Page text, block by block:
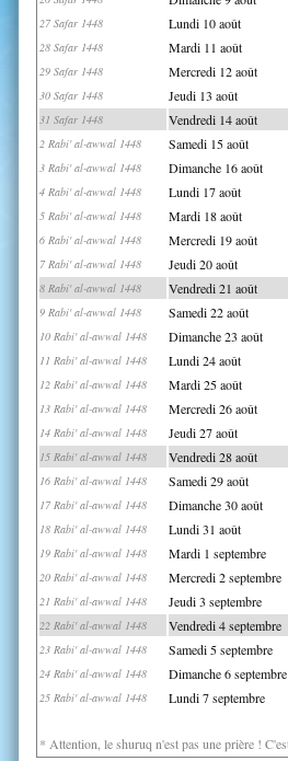
27 Safar 1448 Lundi 10 août
28 Safar 1448 Mardi 11 août
29 Safar 1448 Mercredi 12 août
30 Safar 1448 Jeudi 13 août
31 Safar 1448 Vendredi 14 août
2 Rabi' al-awwal 1448 Samedi 15 août
3 Rabi' al-awwal 1448 Dimanche 16 août
4 Rabi' al-awwal 1448 Lundi 17 août
5 Rabi' al-awwal 1448 Mardi 18 août
6 Rabi' al-awwal 1448 Mercredi 19 août
7 Rabi' al-awwal 1448 Jeudi 20 août
8 Rabi' al-awwal 1448 Vendredi 21 août
9 Rabi' al-awwal 1448 Samedi 22 août
10 Rabi' al-awwal 1448 Dimanche 23 août
11 Rabi' al-awwal 1448 Lundi 24 août
12 Rabi' al-awwal 1448 Mardi 25 août
13 Rabi' al-awwal 1448 Mercredi 26 août
14 Rabi' al-awwal 1448 Jeudi 27 août
15 Rabi' al-awwal 1448 Vendredi 28 août
16 Rabi' al-awwal 1448 Samedi 29 août
17 Rabi' al-awwal 1448 Dimanche 30 août
18 Rabi' al-awwal 1448 Lundi 31 août
19 Rabi' al-awwal 1448 Mardi 1 septembre
20 Rabi' al-awwal 1448 Mercredi 2 septembre
21 Rabi' al-awwal 1448 Jeudi 3 septembre
22 Rabi' al-awwal 1448 Vendredi 4 septembre
23 Rabi' al-awwal 1448 Samedi 5 septembre
24 Rabi' al-awwal 1448 Dimanche 6 septembre
25 Rabi' al-awwal 1448 Lundi 7 septembre
* Attention, le shuruq n'est pas une prière !